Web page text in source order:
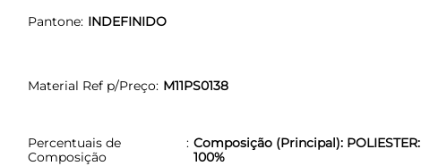
Pantone INDEFINIDO
Material Ref p/Preço M11PS0138
Percentuais de
Composição
Composição (Principal): POLIESTER:
100%